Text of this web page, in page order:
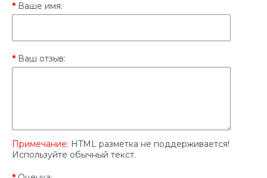
Ваше имя:
Ваш отзыв:
Примечание: HTML разметка не поддерживается!
Используйте обычный текст.